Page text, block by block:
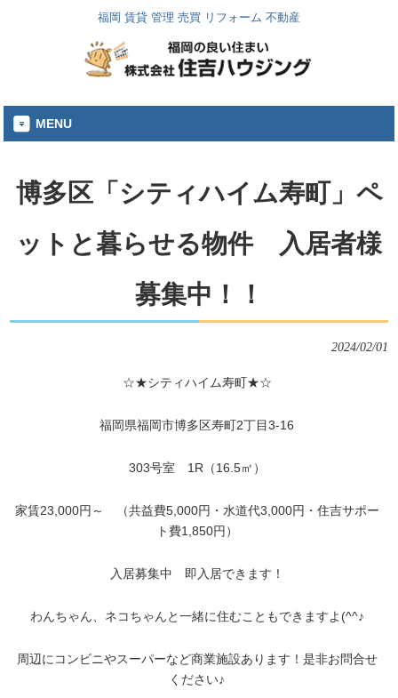
福岡 賃貸 管理 売買 リフォーム 不動産
MENU
博多区「シティハイム寿町」ペ
ットと暮らせる物件 入居者様
募集中！！
2024/02/01
☆★シティハイム寿町★☆
福岡県福岡市博多区寿町2丁目3-16
303号室 1R（16.5㎡）
家賃23,000円～ （共益費5,000円・水道代3,000円・住吉サポー
ト費1,850円）
入居募集中 即入居できます！
わんちゃん、ネコちゃんと一緒に住むこともできますよ(^^♪
周辺にコンビニやスーパーなど商業施設あります！是非お問合せ
ください♪